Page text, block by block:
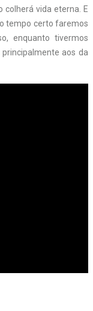
colherá vida eterna. E
tempo certo faremos
enquanto tivermos
aos da